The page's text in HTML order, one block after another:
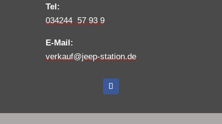
Tel:
034244 57 93 9
E-Mail:
verkauf@jeep-station.de